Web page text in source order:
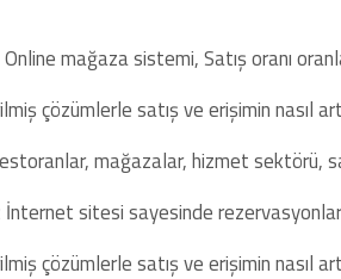
mağaza sistemi, Satış oranı
çözümlerle satış ve erişimin nasıl
mağazalar, hizmet sektörü,
İnternet sitesi sayesinde
çözümlerle satış ve erişimin nasıl